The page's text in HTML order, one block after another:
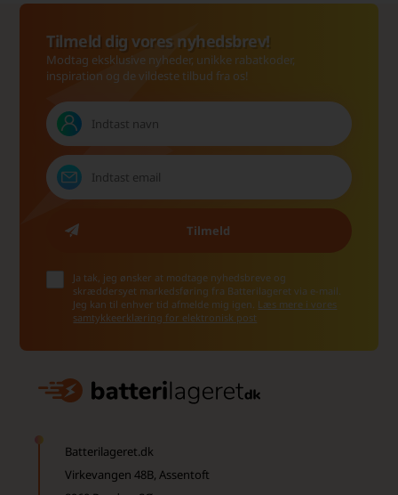
Tilmeld dig vores nyhedsbrev!
Modtag eksklusive nyheder, unikke rabatkoder,
inspiration og de vildeste tilbud fra os!
Ja tak, jeg ønsker at modtage nyhedsbreve og
skræddersyet markedsføring fra Batterilageret via e-mail.
Jeg kan til enhver tid afmelde mig igen. Læs mere i vores
samtykkeerklæring for elektronisk post
Batterilageret.dk
Virkevangen 48B, Assentoft